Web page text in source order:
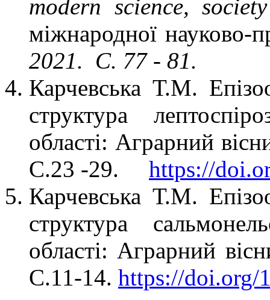
modern science,
міжнародної науково-
2021. С. 77 - 81.
Карчевська Т.М.
структура
області: Аграрний
C.23 -29. https://
Карчевська Т.М.
структура
області: Аграрний
С.11-14. https://doi.org/